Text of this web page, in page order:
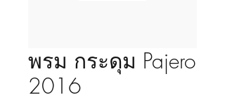
พรม กระดุม Pajero
2016